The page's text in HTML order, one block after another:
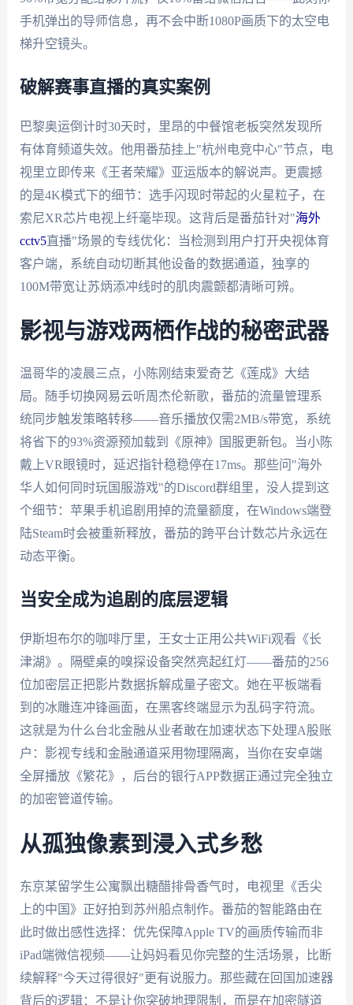
手机弹出的导师信息，再不会中断1080P画质下的太空电
梯升空镜头。
破解赛事直播的真实案例
巴黎奥运倒计时30天时，里昂的中餐馆老板突然发现所
有体育频道失效。他用番茄挂上"杭州电竞中心"节点，电
视里立即传来《王者荣耀》亚运版本的解说声。更震撼
的是4K模式下的细节：选手闪现时带起的火星粒子，在
索尼XR芯片电视上纤毫毕现。这背后是番茄针对"海外
cctv5直播"场景的专线优化：当检测到用户打开央视体育
客户端，系统自动切断其他设备的数据通道，独享的
100M带宽让苏炳添冲线时的肌肉震颤都清晰可辨。
影视与游戏两栖作战的秘密武器
温哥华的凌晨三点，小陈刚结束爱奇艺《莲成》大结
局。随手切换网易云听周杰伦新歌，番茄的流量管理系
统同步触发策略转移——音乐播放仅需2MB/s带宽，系统
将省下的93%资源预加载到《原神》国服更新包。当小陈
戴上VR眼镜时，延迟指针稳稳停在17ms。那些问"海外
华人如何同时玩国服游戏"的Discord群组里，没人提到这
个细节：苹果手机追剧用掉的流量额度，在Windows端登
陆Steam时会被重新释放，番茄的跨平台计数芯片永远在
动态平衡。
当安全成为追剧的底层逻辑
伊斯坦布尔的咖啡厅里，王女士正用公共WiFi观看《长
津湖》。隔壁桌的嗅探设备突然亮起红灯——番茄的256
位加密层正把影片数据拆解成量子密文。她在平板端看
到的冰雕连冲锋画面，在黑客终端显示为乱码字符流。
这就是为什么台北金融从业者敢在加速状态下处理A股账
户：影视专线和金融通道采用物理隔离，当你在安卓端
全屏播放《繁花》，后台的银行APP数据正通过完全独立
的加密管道传输。
从孤独像素到浸入式乡愁
东京某留学生公寓飘出糖醋排骨香气时，电视里《舌尖
上的中国》正好拍到苏州船点制作。番茄的智能路由在
此时做出感性选择：优先保障Apple TV的画质传输而非
iPad端微信视频——让妈妈看见你完整的生活场景，比断
续解释"今天过得很好"更有说服力。那些藏在回国加速器
背后的逻辑：不是让你突破地理限制，而是在加密隧道